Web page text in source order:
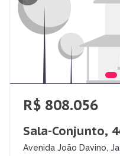
R$ 808.056
Sala-Conjunto,
Avenida João Davino,